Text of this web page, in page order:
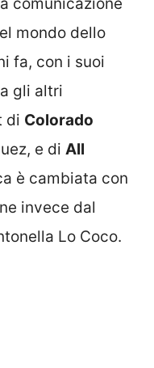
mondo dello
fa, con i suoi
gli altri
di Colorado
e di All
è cambiata con
invece dal
Lo Coco.